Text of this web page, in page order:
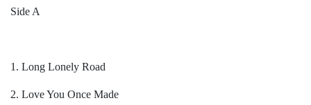
Side A
1. Long Lonely Road
2. Love You Once Made